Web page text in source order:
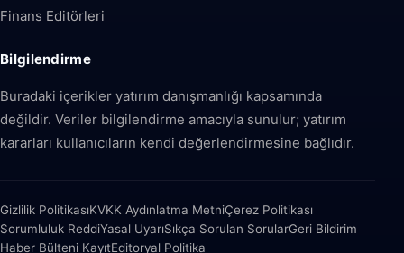
Finans Editörleri
Bilgilendirme
Buradaki içerikler yatırım danışmanlığı kapsamında
değildir. Veriler bilgilendirme amacıyla sunulur; yatırım
kararları kullanıcıların kendi değerlendirmesine bağlıdır.
Gizlilik PolitikasıKVKK Aydınlatma MetniÇerez Politikası
Sorumluluk ReddiYasal UyarıSıkça Sorulan SorularGeri Bildirim
Haber Bülteni KayıtEditoryal Politika